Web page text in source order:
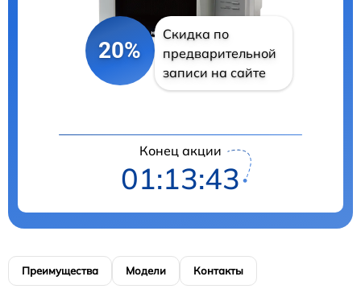
20%
Скидка по
предварительной
записи на сайте
Конец акции
01:13:43
Преимущества Модели Контакты